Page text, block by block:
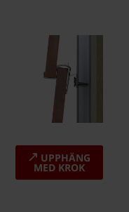
UPPHÄNG
MED KROK